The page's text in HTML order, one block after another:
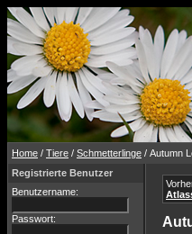
Home / Tiere / Schmetterlinge / Autumn
Registrierte Benutzer
Benutzername:
Passwort: